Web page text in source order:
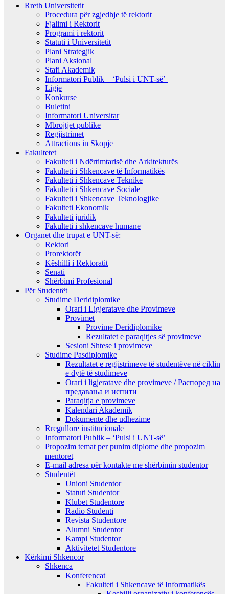
Rreth Universitetit
Procedura për zgjedhje të rektorit
Fjalimi i Rektorit
Programi i rektorit
Statuti i Universitetit
Plani Strategjik
Plani Aksional
Stafi Akademik
Informatori Publik – ‘Pulsi i UNT-së’
Ligje
Konkurse
Buletini
Informatori Universitar
Mbrojtjet publike
Regjistrimet
Attractions in Skopje
Fakultetet
Fakulteti i Ndërtimtarisë dhe Arkitekturës
Fakulteti i Shkencave të Informatikës
Fakulteti i Shkencave Teknike
Fakulteti i Shkencave Sociale
Fakulteti i Shkencave Teknologjike
Fakulteti Ekonomik
Fakulteti juridik
Fakulteti i shkencave humane
Organet dhe trupat e UNT-së:
Rektori
Prorektorët
Këshilli i Rektoratit
Senati
Shërbimi Profesional
Për Studentët
Studime Deridiplomike
Orari i Ligjeratave dhe Provimeve
Provimet
Provime Deridiplomike
Rezultatet e paraqitjes së provimeve
Sesioni Shtese i provimeve
Studime Pasdiplomike
Rezultatet e regjistrimeve të studentëve në ciklin
e dytë të studimeve
Orari i ligjeratave dhe provimeve / Распоред на
предавањa и испити
Paraqitja e provimeve
Kalendari Akademik
Dokumente dhe udhezime
Rregullore institucionale
Informatori Publik – ‘Pulsi i UNT-së’
Propozim temat per punim diplome dhe propozim
mentoret
E-mail adresa për kontakte me shërbimin studentor
Studentët
Unioni Studentor
Statuti Studentor
Klubet Studentore
Radio Studenti
Revista Studentore
Alumni Studentor
Kampi Studentor
Aktivitetet Studentore
Kërkimi Shkencor
Shkenca
Konferencat
Fakulteti i Shkencave të Informatikës